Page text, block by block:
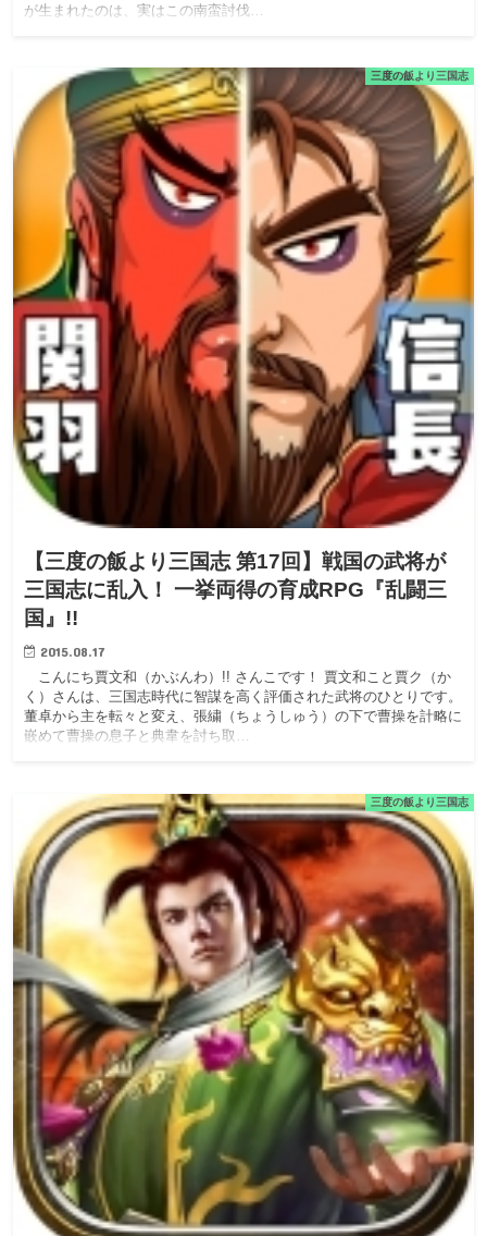
が生まれたのは、実はこの南蛮討伐…
三度の飯より三国志
【三度の飯より三国志 第17回】戦国の武将が
三国志に乱入！ 一挙両得の育成RPG『乱闘三
国』!!
2015.08.17
こんにち賈文和（かぶんわ）!! さんこです！ 賈文和こと賈ク（か
く）さんは、三国志時代に智謀を高く評価された武将のひとりです。
董卓から主を転々と変え、張繍（ちょうしゅう）の下で曹操を計略に
嵌めて曹操の息子と典韋を討ち取…
三度の飯より三国志